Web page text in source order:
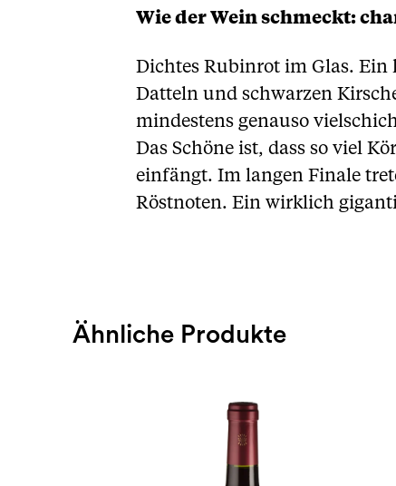
Wie der Wein schmeckt:
Dichtes Rubinrot im Glas.
Datteln und schwarzen
mindestens genauso
Das Schöne ist, dass so viel
einfängt. Im langen Finale
Röstnoten. Ein wirklich
Ähnliche Produkte